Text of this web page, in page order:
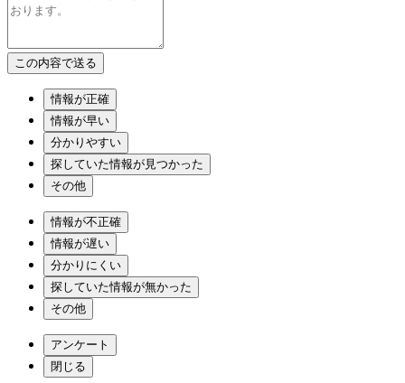
情報が正確
情報が早い
分かりやすい
探していた情報が見つかった
その他
情報が不正確
情報が遅い
分かりにくい
探していた情報が無かった
その他
アンケート
閉じる